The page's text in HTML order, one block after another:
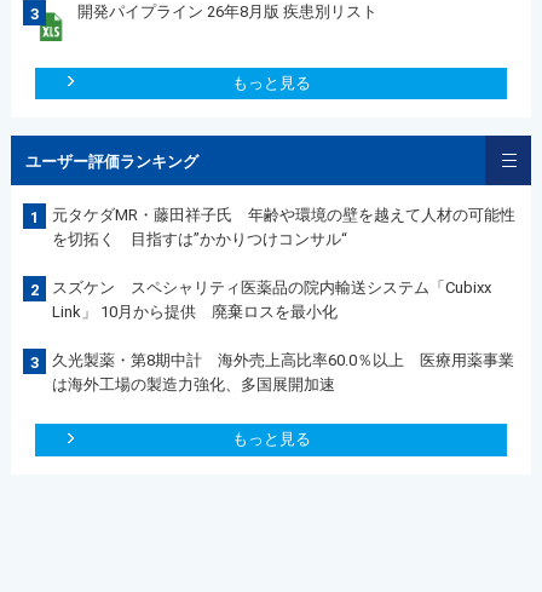
3 開発パイプライン 26年8月版 疾患別リスト
もっと見る
ユーザー評価ランキング
1
元タケダMR・藤田祥子氏 年齢や環境の壁を越えて人材の可能性
を切拓く 目指すは”かかりつけコンサル“
2
スズケン スペシャリティ医薬品の院内輸送システム「Cubixx
Link」 10月から提供 廃棄ロスを最小化
3
久光製薬・第8期中計 海外売上高比率60.0％以上 医療用薬事業
は海外工場の製造力強化、多国展開加速
もっと見る